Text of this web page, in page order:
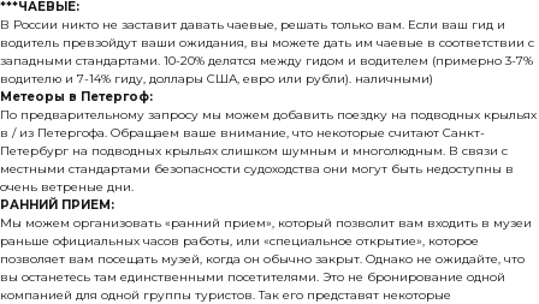
***ЧАЕВЫЕ:
В России никто не заставит давать чаевые, решать только вам. Если ваш гид и
водитель превзойдут ваши ожидания, вы можете дать им чаевые в соответствии с
западными стандартами. 10-20% делятся между гидом и водителем (примерно 3-7%
водителю и 7-14% гиду, доллары США, евро или рубли). наличными)
Метеоры в Петергоф:
По предварительному запросу мы можем добавить поездку на подводных крыльях
в / из Петергофа. Обращаем ваше внимание, что некоторые считают Санкт-
Петербург на подводных крыльях слишком шумным и многолюдным. В связи с
местными стандартами безопасности судоходства они могут быть недоступны в
очень ветреные дни.
РАННИЙ ПРИЕМ:
Мы можем организовать «ранний прием», который позволит вам входить в музеи
раньше официальных часов работы, или «специальное открытие», которое
позволяет вам посещать музей, когда он обычно закрыт. Однако не ожидайте, что
вы останетесь там единственными посетителями. Это не бронирование одной
компанией для одной группы туристов. Так его представят некоторые